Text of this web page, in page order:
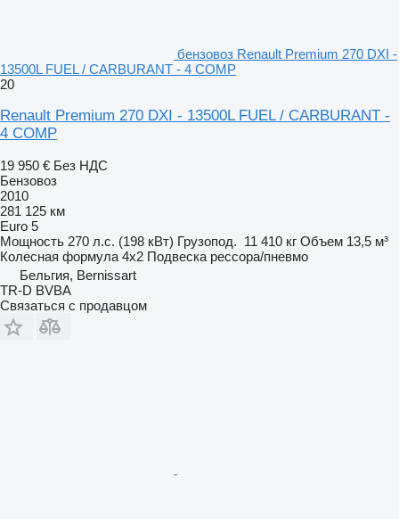
бензовоз Renault Premium 270 DXI -
13500L FUEL / CARBURANT - 4 COMP
20
Renault Premium 270 DXI - 13500L FUEL / CARBURANT -
4 COMP
19 950 € Без НДС
Бензовоз
2010
281 125 км
Euro 5
Мощность 270 л.с. (198 кВт) Грузопод. 11 410 кг Объем 13,5 м³
Колесная формула 4x2 Подвеска рессора/пневмо
Бельгия, Bernissart
TR-D BVBA
Связаться с продавцом